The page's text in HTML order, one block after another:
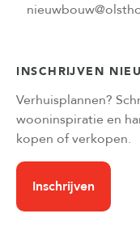
INSCHRIJVEN
Verhuisplannen?
wooninspiratie en
kopen of verkopen.
Inschrijven